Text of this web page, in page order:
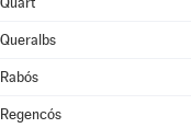
Queralbs
Rabós
Regencós